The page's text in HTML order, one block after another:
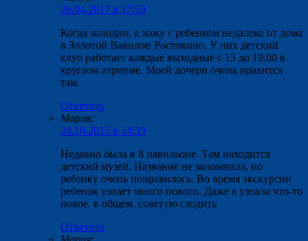
26.04.2017 в 17:58
Когда холодно, я хожу с ребенком недалеко от дома
в Золотой Вавилон Ростокино. У них детский
клуб работает каждые выходные с 15 до 19.00 в
круглом атриуме. Моей дочери очень нравится
там.
Ответить
Мария:
24.10.2015 в 14:39
Недавно была в 8 павильоне. Там находится
детский музей. Название не запомнила, но
ребенку очень понравилось. Во время экскурсии
ребенок узнает много нового. Даже я узнала что-то
новое. в общем, советую сходить
Ответить